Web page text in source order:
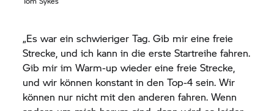
„Es war ein schwieriger Tag. Gib mir eine freie
Strecke, und ich kann in die erste Startreihe fahren.
Gib mir im Warm-up wieder eine freie Strecke,
und wir können konstant in den Top-4 sein. Wir
können nur nicht mit den anderen fahren. Wenn